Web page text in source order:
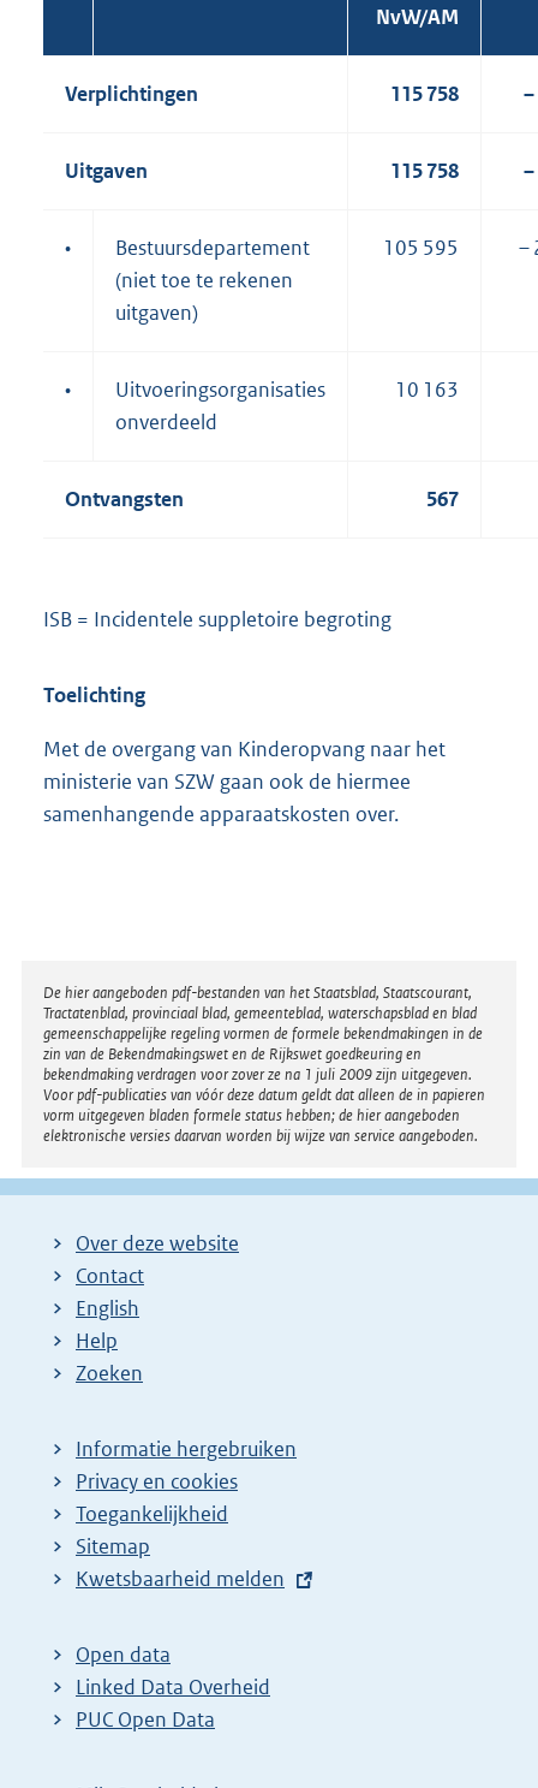
NvW/AM
Verplichtingen 115 758
Uitgaven 115 758
•
Bestuursdepartement
(niet toe te rekenen
uitgaven)
105 595 –
•
Uitvoeringsorganisaties
onverdeeld
10 163
Ontvangsten 567
ISB = Incidentele suppletoire begroting
Toelichting
Met de overgang van Kinderopvang naar het
ministerie van SZW gaan ook de hiermee
samenhangende apparaatskosten over.
Disclaimer
De hier aangeboden pdf-bestanden van het Staatsblad, Staatscourant,
Tractatenblad, provinciaal blad, gemeenteblad, waterschapsblad en blad
gemeenschappelijke regeling vormen de formele bekendmakingen in de
zin van de Bekendmakingswet en de Rijkswet goedkeuring en
bekendmaking verdragen voor zover ze na 1 juli 2009 zijn uitgegeven.
Voor pdf-publicaties van vóór deze datum geldt dat alleen de in papieren
vorm uitgegeven bladen formele status hebben; de hier aangeboden
elektronische versies daarvan worden bij wijze van service aangeboden.
Over deze website
Contact
English
Help
Zoeken
Informatie hergebruiken
Privacy en cookies
Toegankelijkheid
Sitemap
E
t
e
r
Kwetsbaarheid melden
Open data
Linked Data Overheid
PUC Open Data